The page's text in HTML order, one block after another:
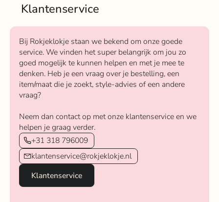
Klantenservice
Bij Rokjeklokje staan we bekend om onze goede
service. We vinden het super belangrijk om jou zo
goed mogelijk te kunnen helpen en met je mee te
denken. Heb je een vraag over je bestelling, een
item/maat die je zoekt, style-advies of een andere
vraag?
Neem dan contact op met onze klantenservice en we
helpen je graag verder.
+31 318 796009
klantenservice@rokjeklokje.nl
Klantenservice